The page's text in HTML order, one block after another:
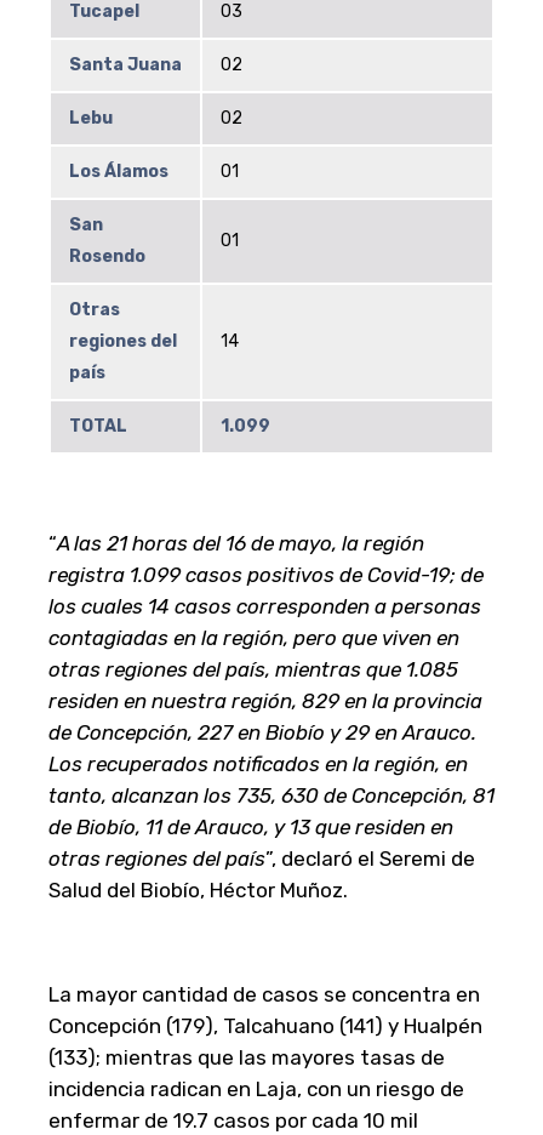
Tucapel 03
Santa Juana 02
Lebu 02
Los Álamos 01
San
Rosendo
01
Otras
regiones del
país
14
TOTAL 1.099
“A las 21 horas del 16 de mayo, la región
registra 1.099 casos positivos de Covid-19; de
los cuales 14 casos corresponden a personas
contagiadas en la región, pero que viven en
otras regiones del país, mientras que 1.085
residen en nuestra región, 829 en la provincia
de Concepción, 227 en Biobío y 29 en Arauco.
Los recuperados notificados en la región, en
tanto, alcanzan los 735, 630 de Concepción, 81
de Biobío, 11 de Arauco, y 13 que residen en
otras regiones del país”, declaró el Seremi de
Salud del Biobío, Héctor Muñoz.
La mayor cantidad de casos se concentra en
Concepción (179), Talcahuano (141) y Hualpén
(133); mientras que las mayores tasas de
incidencia radican en Laja, con un riesgo de
enfermar de 19.7 casos por cada 10 mil